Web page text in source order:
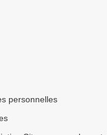
personnelles